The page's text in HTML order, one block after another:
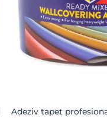
Adeziv tapet